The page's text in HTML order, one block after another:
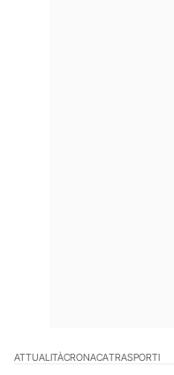
ATTUALITÀCRONACATRASPORTI